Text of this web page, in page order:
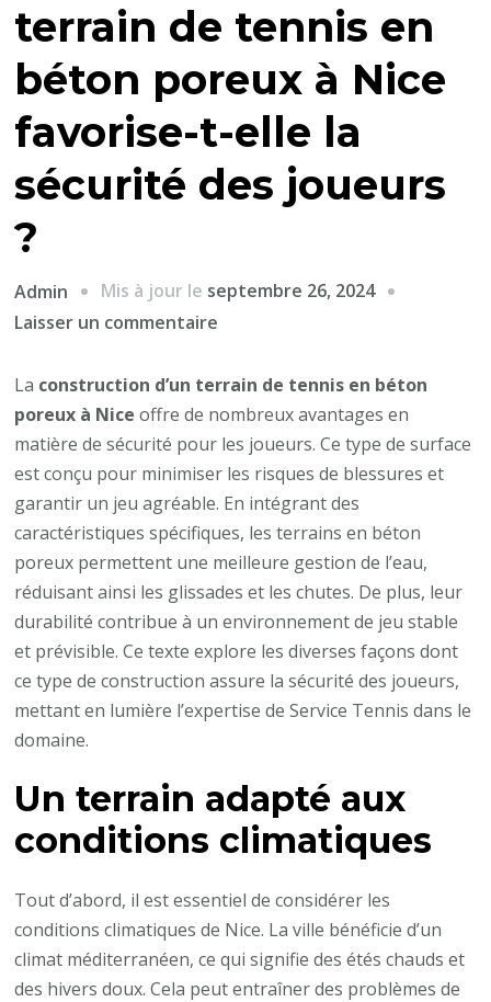
terrain de tennis en
béton poreux à Nice
favorise-t-elle la
sécurité des joueurs
?
Admin Mis à jour le septembre 26, 2024
Laisser un commentaire
la
construction
d’un
terrain
de
tennis
en
béton
poreux
à
Nice
favorise-
la
sécurité
des
?
La construction d’un terrain de tennis en béton
poreux à Nice offre de nombreux avantages en
matière de sécurité pour les joueurs. Ce type de surface
est conçu pour minimiser les risques de blessures et
garantir un jeu agréable. En intégrant des
caractéristiques spécifiques, les terrains en béton
poreux permettent une meilleure gestion de l’eau,
réduisant ainsi les glissades et les chutes. De plus, leur
durabilité contribue à un environnement de jeu stable
et prévisible. Ce texte explore les diverses façons dont
ce type de construction assure la sécurité des joueurs,
mettant en lumière l’expertise de Service Tennis dans le
domaine.
Un terrain adapté aux
conditions climatiques
Tout d’abord, il est essentiel de considérer les
conditions climatiques de Nice. La ville bénéficie d’un
climat méditerranéen, ce qui signifie des étés chauds et
des hivers doux. Cela peut entraîner des problèmes de